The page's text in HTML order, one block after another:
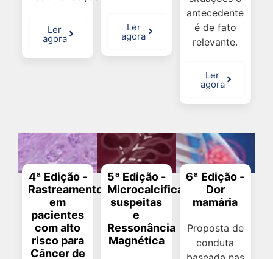
Ler
agora
Ler
agora
antecedente
é de fato
relevante.
Ler
agora
4ª Edição -
Rastreamento
em
pacientes
com alto
risco para
Câncer de
5ª Edição -
Microcalcificações
suspeitas
e
Ressonância
Magnética
6ª Edição -
Dor
mamária
Proposta de
conduta